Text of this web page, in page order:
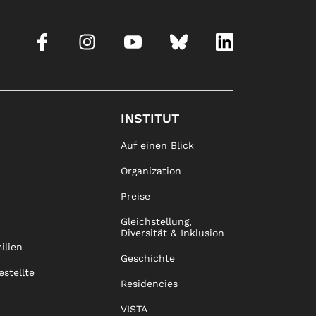
INSTITUT
Auf einen Blick
Organization
Preise
Gleichstellung,
Diversität & Inklusion
Geschichte
Residencies
VISTA